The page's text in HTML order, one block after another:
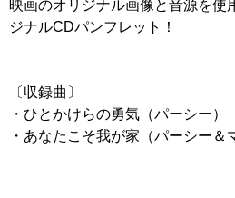
映画のオリジナル画像と音源を使
ジナルCDパンフレット！
〔収録曲〕
・ひとかけらの勇気（パーシー）
・あなたこそ我が家（パーシー＆